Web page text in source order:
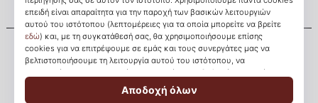
Εξυπηρέτηση πελατών